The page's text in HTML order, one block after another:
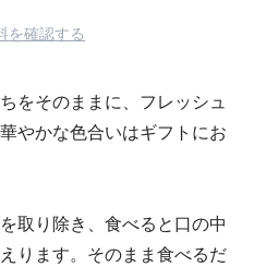
を確認する
をそのままに、フレッシュ
やかな色合いはギフトにお
取り除き、食べると口の中
ります。そのまま食べるだ